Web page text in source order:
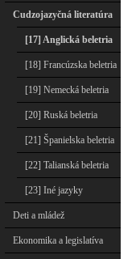
Cudzojazyčná literatúra
[17] Anglická beletria
[18] Francúzska beletria
[19] Nemecká beletria
[20] Ruská beletria
[21] Španielska beletria
[22] Talianská beletria
[23] Iné jazyky
Deti a mládež
Ekonomika a legislatíva